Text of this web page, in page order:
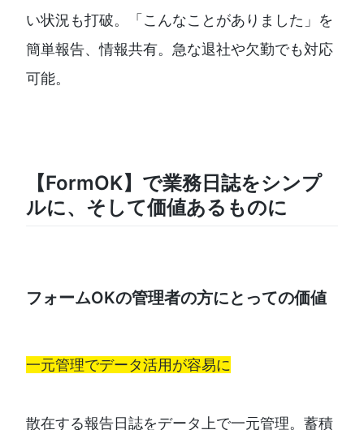
い状況も打破。「こんなことがありました」を
簡単報告、情報共有。急な退社や欠勤でも対応
可能。
【FormOK】で業務日誌をシンプ
ルに、そして価値あるものに
フォームOKの管理者の方にとっての価値
一元管理でデータ活用が容易に
散在する報告日誌をデータ上で一元管理。蓄積